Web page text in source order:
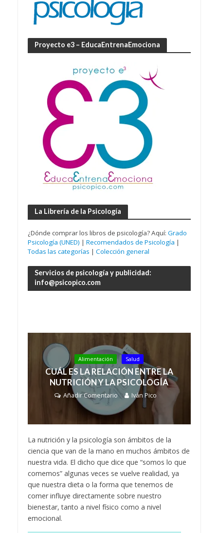
Proyecto e3 – EducaEntrenaEmociona
La Librería de la Psicología
¿Dónde comprar los libros de psicología? Aquí: Grado
Psicología (UNED) | Recomendados de Psicología |
Todas las categorías | Colección general
Servicios de psicología y publicidad:
info@psicopico.com
Alimentación Salud
CUÁL ES LA RELACIÓN ENTRE LA
NUTRICIÓN Y LA PSICOLOGÍA
Añadir Comentario Iván Pico
La nutrición y la psicología son ámbitos de la
ciencia que van de la mano en muchos ámbitos de
nuestra vida. El dicho que dice que “somos lo que
comemos” algunas veces se vuelve realidad, ya
que nuestra dieta o la forma que tenemos de
comer influye directamente sobre nuestro
bienestar, tanto a nivel físico como a nivel
emocional.